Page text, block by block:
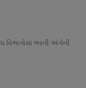
વિભાગોમાં ભરતી અંગેની